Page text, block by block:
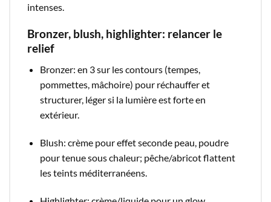
intenses.​
Bronzer, blush, highlighter: relancer le
relief
Bronzer: en 3 sur les contours (tempes,
pommettes, mâchoire) pour réchauffer et
structurer, léger si la lumière est forte en
extérieur.​
Blush: crème pour effet seconde peau, poudre
pour tenue sous chaleur; pêche/abricot flattent
les teints méditerranéens.​